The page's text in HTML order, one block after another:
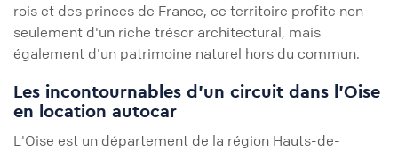
rois et des princes de France, ce territoire profite non
seulement d'un riche trésor architectural, mais
également d'un patrimoine naturel hors du commun.
Les incontournables d'un circuit dans l'Oise
en location autocar
L'Oise est un département de la région Hauts-de-